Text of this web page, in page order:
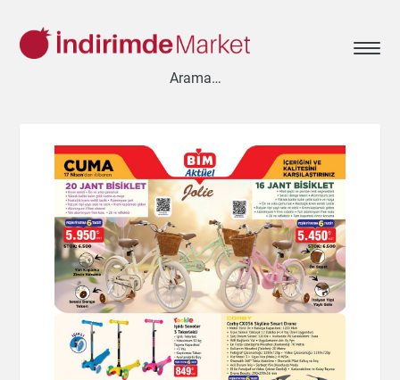
Aksesuar Ayakkabı Baharat Bahçe Bakliyat
Bebek
Beyaz Eşya
Çay & Kahve & Şeker
Cep Telefonu
Çikolata & Bisküvi & Kuruyemiş
Dondurma
Dondurulmuş Ürünler
Elektronik
Et & Balık Ev & Dekorasyon
Evcil Hayvan
Gezi & Seyahat
Giyim Hazır Soslar Hazır Yemekler
Hobi
İçecekler
Kırtasiye Kişisel Bakım Kitap & Dergi
Konserve
Küçük Ev Aletleri
Meyve & Sebze Mutfak Ürünleri
Oyuncak
Sağlık Süt Ürünleri & Kahvaltılık
Temizlik
Un & Şeker & Yağ
Yapı & Teknik